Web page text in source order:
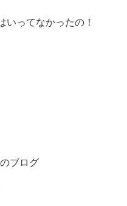
いってなかったの！
ブログ